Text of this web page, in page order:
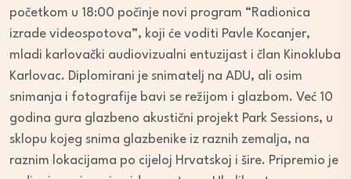
početkom u 18:00 počinje novi program “Radionica
izrade videospotova”, koji će voditi Pavle Kocanjer,
mladi karlovački audiovizualni entuzijast i član Kinokluba
Karlovac. Diplomirani je snimatelj na ADU, ali osim
snimanja i fotografije bavi se režijom i glazbom. Već 10
godina gura glazbeno akustični projekt Park Sessions, u
sklopu kojeg snima glazbenike iz raznih zemalja, na
raznim lokacijama po cijeloj Hrvatskoj i šire. Pripremio je